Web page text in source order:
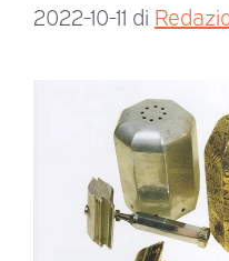
2022-10-11 di